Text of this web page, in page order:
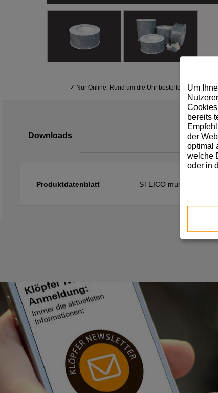
✓ Nur Online: Rund um die Uhr bestellen
Downloads
Produktdatenblatt STEICO multi tape F
Um
bereits
der
optimal
welche
oder in